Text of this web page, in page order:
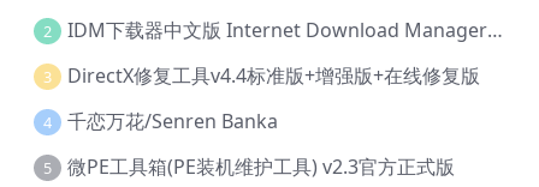
2 IDM下载器中文版 Internet Download Manager v6.42.36 IDM
3 DirectX修复工具v4.4标准版+增强版+在线修复版
4 千恋万花/Senren Banka
5 微PE工具箱(PE装机维护工具) v2.3官方正式版